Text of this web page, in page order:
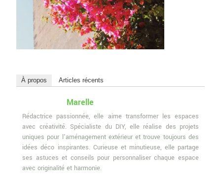
À propos Articles récents
Marelle
Rédactrice passionnée, elle aime transformer les espaces
avec créativité. Spécialiste du DIY, elle réalise des projets
uniques pour l'aménagement extérieur et trouve toujours des
idées déco inspirantes. Curieuse et minutieuse, elle partage
ses astuces et conseils pour personnaliser chaque espace
avec originalité et harmonie.